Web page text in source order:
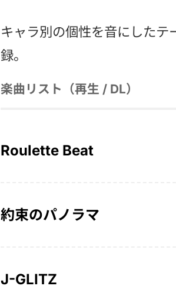
キャラ別の個性を音にしたテ
録。
楽曲リスト（再生 / DL）
Roulette Beat
約束のパノラマ
J-GLITZ